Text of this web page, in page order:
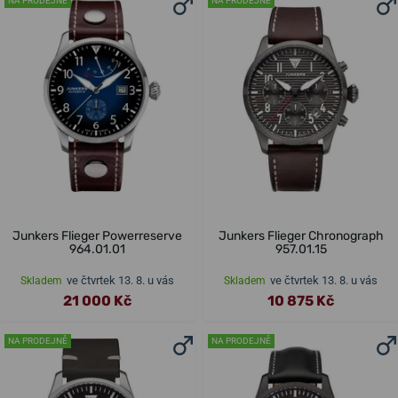
Junkers Flieger Powerreserve
964.01.01
Skladem ve čtvrtek 13. 8. u vás
21 000 Kč
Junkers Flieger Chronograph
957.01.15
Skladem ve čtvrtek 13. 8. u vás
10 875 Kč
NA PRODEJNĚ NA PRODEJNĚ